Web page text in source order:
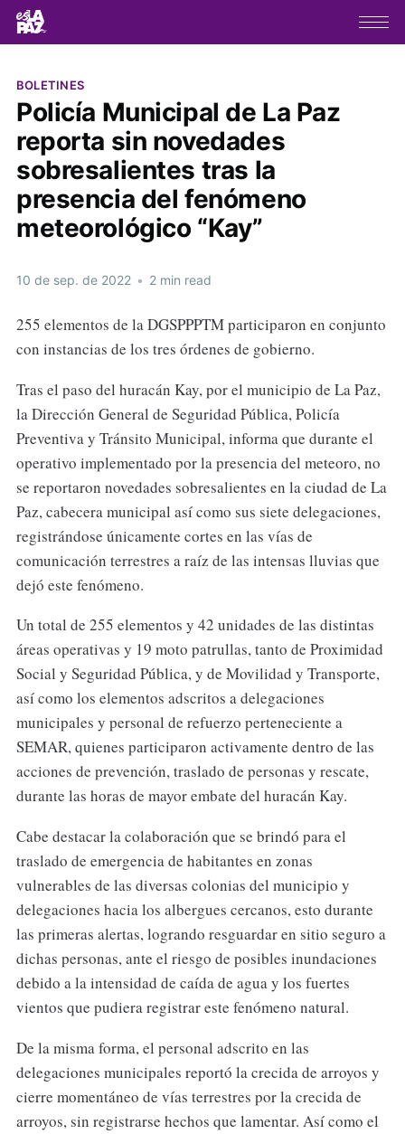
BOLETINES
Policía Municipal de La Paz
reporta sin novedades
sobresalientes tras la
presencia del fenómeno
meteorológico “Kay”
10 de sep. de 2022 • 2 min read
255 elementos de la DGSPPPTM participaron en conjunto
con instancias de los tres órdenes de gobierno.
Tras el paso del huracán Kay, por el municipio de La Paz,
la Dirección General de Seguridad Pública, Policía
Preventiva y Tránsito Municipal, informa que durante el
operativo implementado por la presencia del meteoro, no
se reportaron novedades sobresalientes en la ciudad de La
Paz, cabecera municipal así como sus siete delegaciones,
registrándose únicamente cortes en las vías de
comunicación terrestres a raíz de las intensas lluvias que
dejó este fenómeno.
Un total de 255 elementos y 42 unidades de las distintas
áreas operativas y 19 moto patrullas, tanto de Proximidad
Social y Seguridad Pública, y de Movilidad y Transporte,
así como los elementos adscritos a delegaciones
municipales y personal de refuerzo perteneciente a
SEMAR, quienes participaron activamente dentro de las
acciones de prevención, traslado de personas y rescate,
durante las horas de mayor embate del huracán Kay.
Cabe destacar la colaboración que se brindó para el
traslado de emergencia de habitantes en zonas
vulnerables de las diversas colonias del municipio y
delegaciones hacia los albergues cercanos, esto durante
las primeras alertas, logrando resguardar en sitio seguro a
dichas personas, ante el riesgo de posibles inundaciones
debido a la intensidad de caída de agua y los fuertes
vientos que pudiera registrar este fenómeno natural.
De la misma forma, el personal adscrito en las
delegaciones municipales reportó la crecida de arroyos y
cierre momentáneo de vías terrestres por la crecida de
arroyos, sin registrarse hechos que lamentar. Así como el